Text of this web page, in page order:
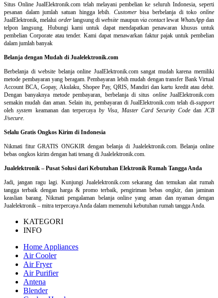
Situs Online JualElektronik.com telah melayani pembelian ke seluruh Indonesia, seperti
pesanan dalam jumlah satuan hingga lebih. Customerbisa berbelanja di tokoonline
JualElektronik, melalui orderlangsung diwebsite maupun via contactlewat WhatsAppdan
telpon langsung
Hubungi kami untuk dapat mendapatkan penawaran khusus untuk
pembelian Corporate atau tender. Kami dapat menawarkan faktur pajak untuk pembelian
dalam jumlah banyak
Belanja dengan Mudah di Jualelektronik.com
Berbelanja diwebsite belanja online JualElektronik.com sangat mudah karena memiliki
metode pembayaran yang beragam. Pembayaran lebih mudah dengan transfer Bank Virtual
Account BCA, Gopay, Akulaku, Shopee Pay, QRIS, Mandiri dan kartu kredit atau debit.
Dengan banyaknya metode pembayaran, berbelanja di situs onlineJualElektronik.com
semakin mudah dan aman. Selain itu, pembayaran di JualElektronik.com telah di-support
olehsystem keamanan dan terpercayaby Visa, Master Card Security Codedan JCB
J/secure
Selalu Gratis Ongkos Kirim di Indonesia
Nikmati fitur GRATIS ONGKIR dengan belanja di Jualelektronik.com. Belanja online
bebas ongkos kirim dengan hati tenang di Jualelektronik.com.
Jualelektronik – Pusat Solusi dari Kebutuhan Elektronik Rumah Tangga Anda
Jadi, jangan ragu lagi. Kunjungi Jualelektronik.com sekarang dan temukan alat rumah
tangga terbaik dengan harga & promo terbaik, pengiriman bebas ongkir, dan jaminan
keaslian barang. Nikmati pengalaman belanja online yang aman dan nyaman dengan
Jualelektronik – mitra terpercaya Anda dalam memenuhi kebutuhan rumah tangga Anda.
KATEGORI
INFO
Home Appliances
Air Cooler
Air Fryer
Air Purifier
Antena
Blender